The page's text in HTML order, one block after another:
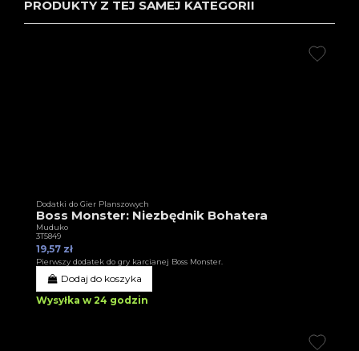
PRODUKTY Z TEJ SAMEJ KATEGORII
Dodatki do Gier Planszowych
Boss Monster: Niezbędnik Bohatera
Muduko
3T5849
19,57 zł
Pierwszy dodatek do gry karcianej Boss Monster.
Dodaj do koszyka
Wysyłka w 24 godzin